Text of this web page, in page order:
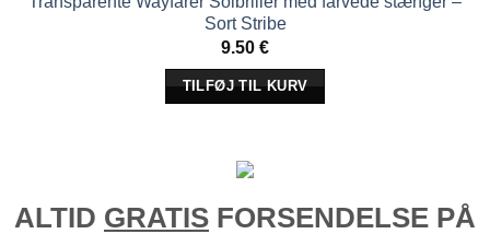
Sort Stribe
9.50 €
TILFØJ TIL KURV
ALTID GRATIS FORSENDELSE PÅ